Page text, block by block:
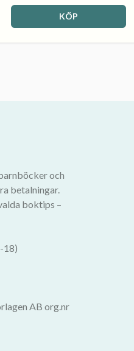
KÖP
och
betalningar.
boktips –
18)
AB org.nr